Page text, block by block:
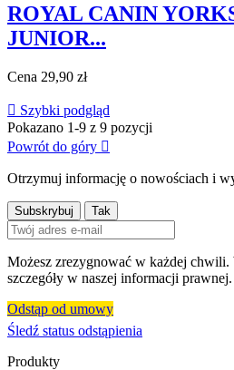
ROYAL CANIN
JUNIOR...
Cena 29,90 zł
 Szybki podgląd
Pokazano 1-9 z 9 pozycji
Powrót do góry 
Otrzymuj informację o nowościach i
Możesz zrezygnować w każdej chwili.
szczegóły w naszej informacji prawnej.
Odstąp od umowy
Śledź status odstąpienia
Produkty